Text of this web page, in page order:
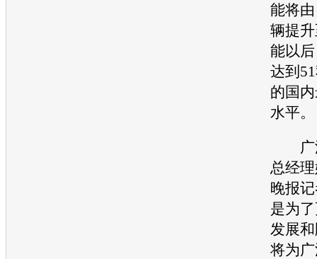
能将
辆提
能以
达到
的国
水平。
广
总经
晚报
是为
发展
将为